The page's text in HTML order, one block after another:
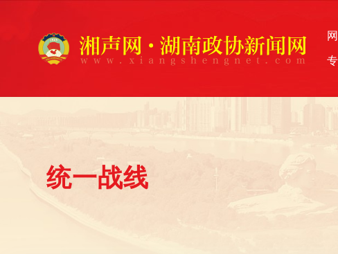
统一战线